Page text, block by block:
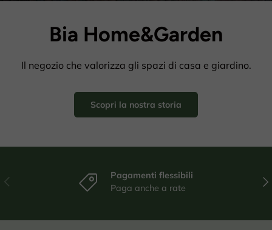
Bia Home&Garden
Il negozio che valorizza gli spazi di casa e giardino.
Scopri la nostra storia
Indietro
Pagamenti flessibili
Paga anche a rate